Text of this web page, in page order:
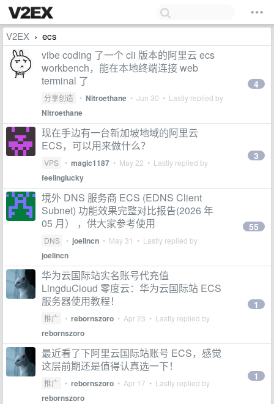
V2EX › ecs
vibe coding 了一个 cli 版本的阿里云 ecs
workbench，能在本地终端连接 web
terminal 了
分享创造 • Nitroethane • Jun 30 • Lastly replied by
Nitroethane
4
现在手边有一台新加坡地域的阿里云
ECS，可以用来做什么？
VPS • magic1187 • May 22 • Lastly replied by
feelinglucky
3
境外 DNS 服务商 ECS (EDNS Client
Subnet) 功能效果完整对比报告(2026 年
05 月） ，供大家参考使用
DNS • joelincn • May 31 • Lastly replied by
joelincn
55
华为云国际站实名账号代充值
LingduCloud 零度云：华为云国际站 ECS
服务器使用教程！
推广 • rebornszoro • Apr 23 • Lastly replied by
rebornszoro
1
最近看了下阿里云国际站账号 ECS，感觉
这层前期还是值得认真选一下！
推广 • rebornszoro • Apr 17 • Lastly replied by
rebornszoro
1